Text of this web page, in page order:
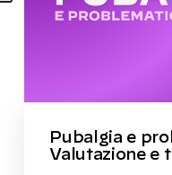
Pubalgia e
Valutazione e